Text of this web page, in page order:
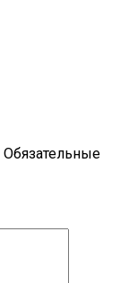
Обязательные